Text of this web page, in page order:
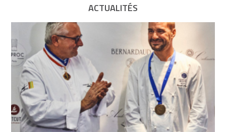
ACTUALITÉS